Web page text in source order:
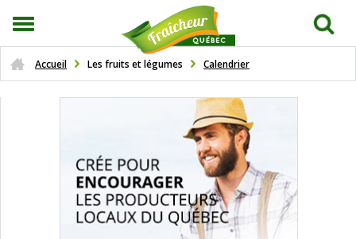
Accueil Les fruits et légumes Calendrier